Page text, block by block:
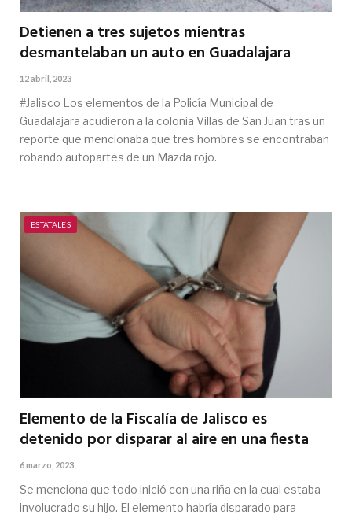
Detienen a tres sujetos mientras
desmantelaban un auto en Guadalajara
12 abril, 2023
#Jalisco Los elementos de la Policía Municipal de
Guadalajara acudieron a la colonia Villas de San Juan tras un
reporte que mencionaba que tres hombres se encontraban
robando autopartes de un Mazda rojo.
ESTATALES
Elemento de la Fiscalía de Jalisco es
detenido por disparar al aire en una fiesta
6 marzo, 2023
Se menciona que todo inició con una riña en la cual estaba
involucrado su hijo. El elemento habría disparado para